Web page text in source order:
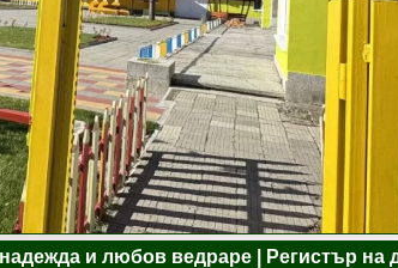
и любов ведраре | Регистър на